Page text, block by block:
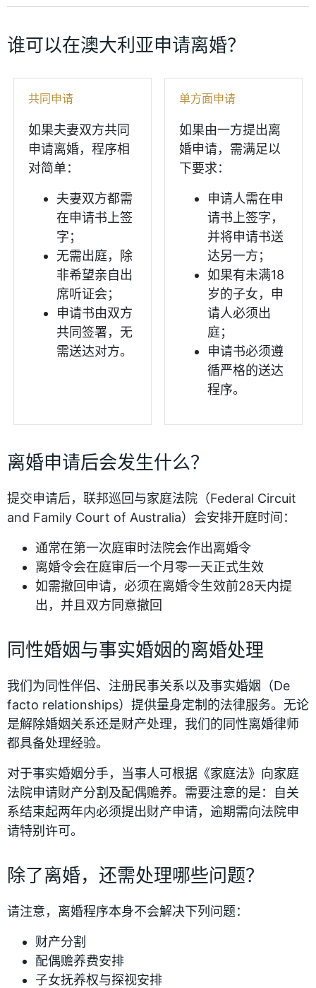
谁可以在澳大利亚申请离婚？
共同申请
如果夫妻双方共同
申请离婚，程序相
对简单：
夫妻双方都需
在申请书上签
字；
无需出庭，除
非希望亲自出
席听证会；
申请书由双方
共同签署，无
需送达对方。
单方面申请
如果由一方提出离
婚申请，需满足以
下要求：
申请人需在申
请书上签字，
并将申请书送
达另一方；
如果有未满18
岁的子女，申
请人必须出
庭；
申请书必须遵
循严格的送达
程序。
离婚申请后会发生什么？
提交申请后，联邦巡回与家庭法院（Federal Circuit
and Family Court of Australia）会安排开庭时间：
通常在第一次庭审时法院会作出离婚令
离婚令会在庭审后一个月零一天正式生效
如需撤回申请，必须在离婚令生效前28天内提
出，并且双方同意撤回
同性婚姻与事实婚姻的离婚处理
我们为同性伴侣、注册民事关系以及事实婚姻（De
facto relationships）提供量身定制的法律服务。无论
是解除婚姻关系还是财产处理，我们的同性离婚律师
都具备处理经验。
对于事实婚姻分手，当事人可根据《家庭法》向家庭
法院申请财产分割及配偶赡养。需要注意的是：自关
系结束起两年内必须提出财产申请，逾期需向法院申
请特别许可。
除了离婚，还需处理哪些问题？
请注意，离婚程序本身不会解决下列问题：
财产分割
配偶赡养费安排
子女抚养权与探视安排